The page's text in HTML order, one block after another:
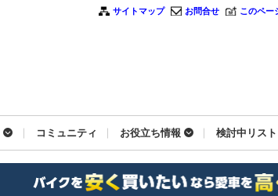
サイトマップ お問合せ このペー
コミュニティ お役立ち情報 検討中リスト